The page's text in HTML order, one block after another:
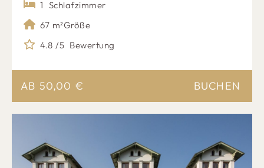
1 Schlafzimmer
67 m²Größe
4.8 /5 Bewertung
AB 50,00 € BUCHEN